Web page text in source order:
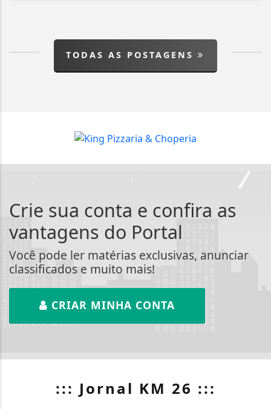
TODAS AS POSTAGENS
Crie sua conta e confira as
vantagens do Portal
Você pode ler matérias exclusivas, anunciar
classificados e muito mais!
CRIAR MINHA CONTA
::: Jornal KM 26 :::